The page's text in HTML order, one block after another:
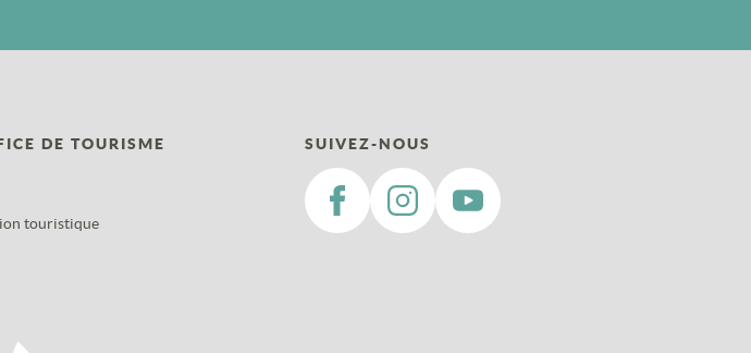
DE TOURISME
touristique
SUIVEZ-NOUS